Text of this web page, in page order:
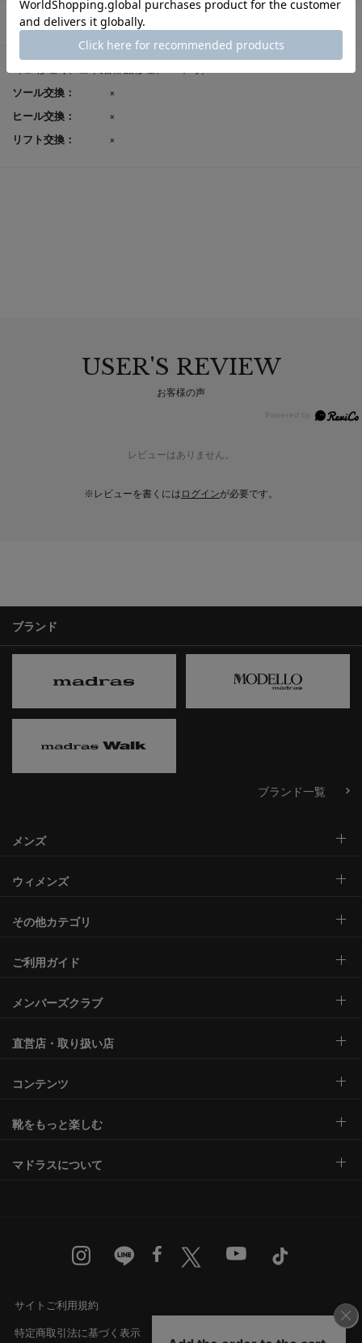
修理対応
ソール交換：
×
ヒール交換：
×
リフト交換：
×
USER'S REVIEW
お客様の声
レビューはありません。
※レビューを書くには ログインが必要です。
ブランド
ブランド一覧
メンズ
ウィメンズ
その他カテゴリ
ご利用ガイド
メンバーズクラブ
直営店・取り扱い店
コンテンツ
靴をもっと楽しむ
マドラスについて
サイトご利用規約
特定商取引法に基づく表示